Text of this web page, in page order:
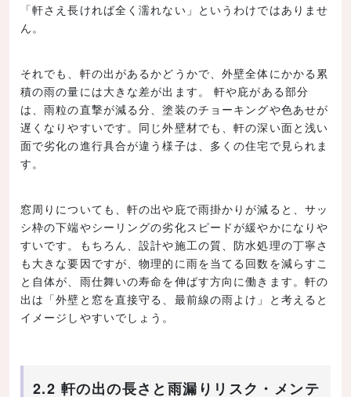
「軒さえ長ければ全く濡れない」というわけではありませ
ん。
それでも、軒の出があるかどうかで、外壁全体にかかる累
積の雨の量には大きな差が出ます。 軒や庇がある部分
は、雨粒の直撃が減る分、塗装のチョーキングや色あせが
遅くなりやすいです。同じ外壁材でも、軒の深い面と浅い
面で劣化の進行具合が違う様子は、多くの住宅で見られま
す。
窓周りについても、軒の出や庇で雨掛かりが減ると、サッ
シ枠の下端やシーリングの劣化スピードが緩やかになりや
すいです。もちろん、設計や施工の質、防水処理の丁寧さ
も大きな要因ですが、物理的に雨を当てる回数を減らすこ
と自体が、雨仕舞いの寿命を伸ばす方向に働きます。軒の
出は「外壁と窓を直接守る、最前線の雨よけ」と考えると
イメージしやすいでしょう。
2.2 軒の出の長さと雨漏りリスク・メンテ